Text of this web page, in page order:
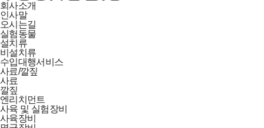
회사소개
인사말
오시는길
실험동물
설치류
비설치류
수입대행서비스
사료/깔짚
사료
깔짚
엔리치먼트
사육 및 실험장비
사육장비